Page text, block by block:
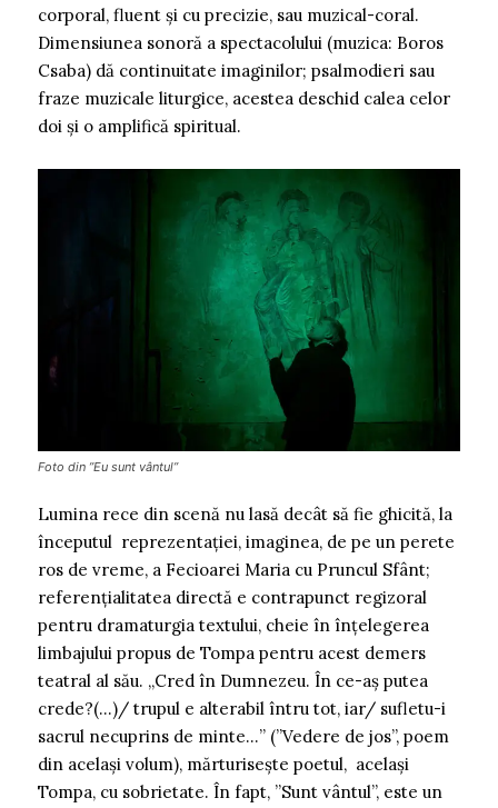
corporal, fluent și cu precizie, sau muzical-coral.
Dimensiunea sonoră a spectacolului (muzica: Boros
Csaba) dă continuitate imaginilor; psalmodieri sau
fraze muzicale liturgice, acestea deschid calea celor
doi și o amplifică spiritual.
Foto din ”Eu sunt vântul”
Lumina rece din scenă nu lasă decât să fie ghicită, la
începutul reprezentației, imaginea, de pe un perete
ros de vreme, a Fecioarei Maria cu Pruncul Sfânt;
referențialitatea directă e contrapunct regizoral
pentru dramaturgia textului, cheie în înțelegerea
limbajului propus de Tompa pentru acest demers
teatral al său. „Cred în Dumnezeu. În ce-aș putea
crede?(…)/ trupul e alterabil întru tot, iar/ sufletu-i
sacrul necuprins de minte…” (”Vedere de jos”, poem
din același volum), mărturisește poetul, același
Tompa, cu sobrietate. În fapt, ”Sunt vântul”, este un